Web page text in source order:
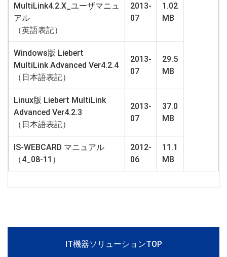
MultiLink4.2.X_ユーザマニュ
アル
（英語表記）
2013-
07
1.02
MB
Windows版 Liebert
MultiLink Advanced Ver4.2.4
（日本語表記）
2013-
07
29.5
MB
Linux版 Liebert MultiLink
Advanced Ver4.2.3
（日本語表記）
2013-
07
37.0
MB
IS-WEBCARD マニュアル
（4_08-11）
2012-
06
11.1
MB
IT機器ソリューションTOP